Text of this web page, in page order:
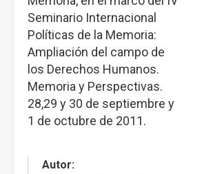
Seminario Internacional
Políticas de la Memoria:
Ampliación del campo de
los Derechos Humanos.
Memoria y Perspectivas.
28,29 y 30 de septiembre y
1 de octubre de 2011.
Autor